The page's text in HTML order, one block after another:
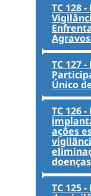
TC 128
TC 127
Único
TC 126
ações
TC 125